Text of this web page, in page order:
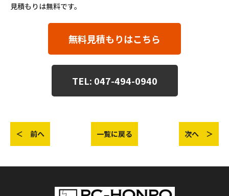
見積もりは無料です。
無料見積もりはこちら
TEL: 047-494-0940
＜ 前へ 一覧に戻る 次へ ＞